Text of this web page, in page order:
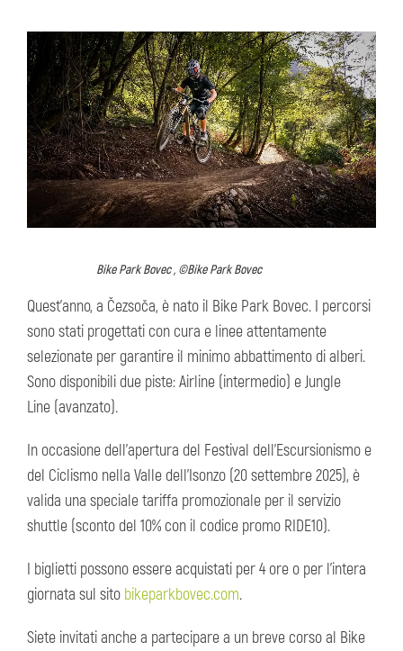
Bike Park Bovec , ©Bike Park Bovec
Quest’anno, a Čezsoča, è nato il Bike Park Bovec. I percorsi
sono stati progettati con cura e linee attentamente
selezionate per garantire il minimo abbattimento di alberi.
Sono disponibili due piste: Airline (intermedio) e Jungle
Line (avanzato).
In occasione dell’apertura del Festival dell’Escursionismo e
del Ciclismo nella Valle dell’Isonzo (20 settembre 2025), è
valida una speciale tariffa promozionale per il servizio
shuttle (sconto del 10% con il codice promo RIDE10).
I biglietti possono essere acquistati per 4 ore o per l’intera
giornata sul sito bikeparkbovec.com.
Siete invitati anche a partecipare a un breve corso al Bike